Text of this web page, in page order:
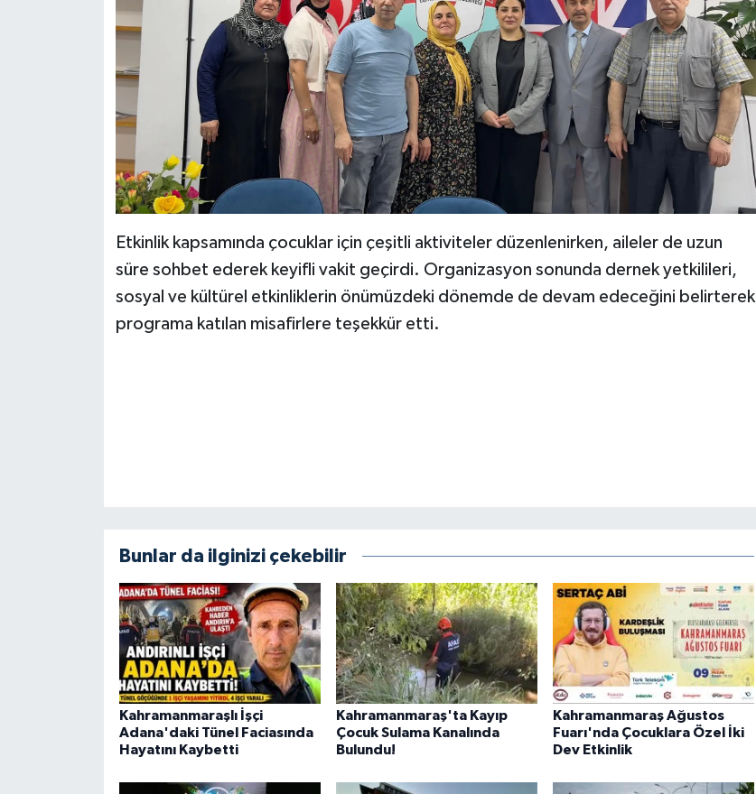
Etkinlik kapsamında çocuklar için çeşitli aktiviteler düzenlenirken, aileler de uzun
süre sohbet ederek keyifli vakit geçirdi. Organizasyon sonunda dernek yetkilileri,
sosyal ve kültürel etkinliklerin önümüzdeki dönemde de devam edeceğini belirterek
programa katılan misafirlere teşekkür etti.
Bunlar da ilginizi çekebilir
Kahramanmaraşlı İşçi
Adana'daki Tünel Faciasında
Hayatını Kaybetti
Kahramanmaraş'ta Kayıp
Çocuk Sulama Kanalında
Bulundu!
Kahramanmaraş Ağustos
Fuarı'nda Çocuklara Özel İki
Dev Etkinlik